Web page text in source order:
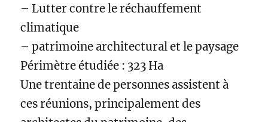
– Lutter contre le réchauffement
climatique
– patrimoine architectural et le paysage
Périmètre étudiée : 323 Ha
Une trentaine de personnes assistent à
ces réunions, principalement des